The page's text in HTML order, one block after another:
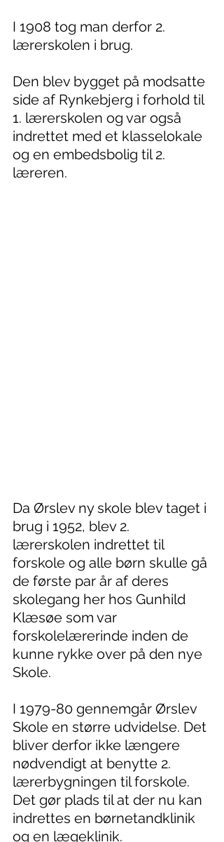
I 1908 tog man derfor 2.
lærerskolen i brug.
Den blev bygget på modsatte
side af Rynkebjerg i forhold til
1. lærerskolen og var også
indrettet med et klasselokale
og en embedsbolig til 2.
læreren.
Da Ørslev ny skole blev taget i
brug i 1952, blev 2.
lærerskolen indrettet til
forskole og alle børn skulle gå
de første par år af deres
skolegang her hos Gunhild
Klæsøe som var
forskolelærerinde inden de
kunne rykke over på den nye
Skole.
I 1979-80 gennemgår Ørslev
Skole en større udvidelse. Det
bliver derfor ikke længere
nødvendigt at benytte 2.
lærerbygningen til forskole.
Det gør plads til at der nu kan
indrettes en børnetandklinik
og en lægeklinik.